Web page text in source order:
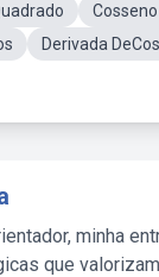
Derivada
minha
que